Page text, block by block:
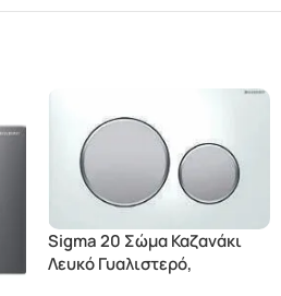
Sigma 20 Σώμα Καζανάκι
Λευκό Γυαλιστερό,